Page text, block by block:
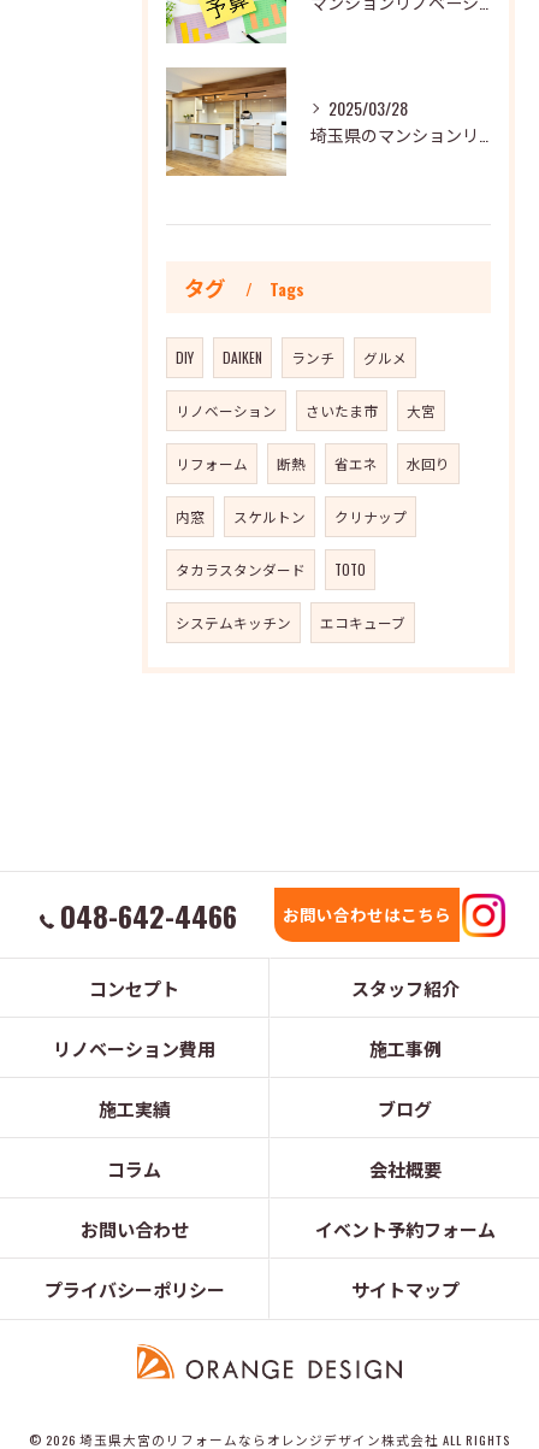
2025/03/28
タグ Tags
DIY DAIKEN ランチ グルメ
リノベーション さいたま市 大宮
リフォーム 断熱 省エネ 水回り
内窓 スケルトン クリナップ
タカラスタンダード TOTO
システムキッチン エコキューブ
048-642-4466 お問い合わせはこちら
コンセプト スタッフ紹介
リノベーション費用 施工事例
施工実績 ブログ
コラム 会社概要
お問い合わせ イベント予約フォーム
プライバシーポリシー サイトマップ
© 2026 埼玉県大宮のリフォームならオレンジデザイン株式会社 ALL RIGHTS